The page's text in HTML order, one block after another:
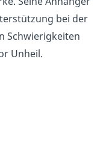
bei der
Schwierigkeiten
Unheil.